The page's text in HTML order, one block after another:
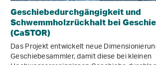
Geschiebedurchgängigkeit und
Schwemmholzrückhalt bei
(CaSTOR)
Das Projekt entwickelt neue
Geschiebesammler, damit diese bei kleinen